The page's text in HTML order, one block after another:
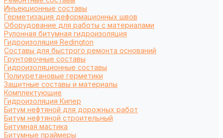
Инъекционные составы
Герметизация деформационных швов
Оборудование для работы с материалами
Рулонная битумная гидроизоляция
Гидроизоляция Redington
Составы для быстрого ремонта оснований
Грунтовочные составы
Гидроизоляционные составы
Полиуретановые герметики
Защитные составы и материалы
Комплектующие
Гидроизоляция Кипер
Битум нефтяной для дорожных работ
Битум нефтяной строительный
Битумная мастика
Битумные праймеры